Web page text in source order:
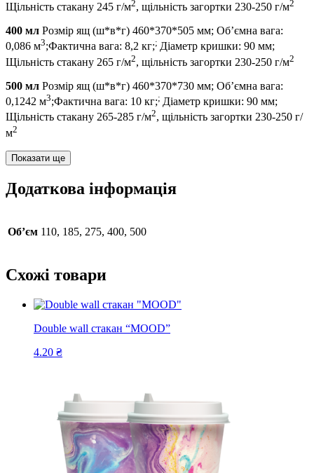
Щільність стакану 245 г/м2, щільність загортки 230-250 г/м2
400 мл Розмір ящ (ш*в*г) 460*370*505 мм; Об’ємна вага:
0,086 м3;Фактична вага: 8,2 кг;; Діаметр кришки: 90 мм;
Щільність стакану 265 г/м2, щільність загортки 230-250 г/м2
500 мл Розмір ящ (ш*в*г) 460*370*730 мм; Об’ємна вага:
0,1242 м3;Фактична вага: 10 кг;; Діаметр кришки: 90 мм;
Щільність стакану 265-285 г/м2, щільність загортки 230-250 г/
м2
Показати ще
Додаткова інформація
Об’єм 110, 185, 275, 400, 500
Схожі товари
Double wall стакан “MOOD”
4.20 ₴